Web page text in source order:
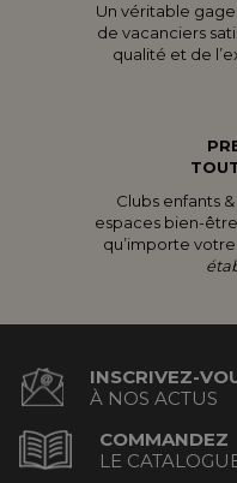
Un véritable
de vacanciers
qualité et de
Clubs enfants
espaces bien-
qu’importe
INSCRIVEZ-
À NOS ACTUS
COMMANDEZ
LE